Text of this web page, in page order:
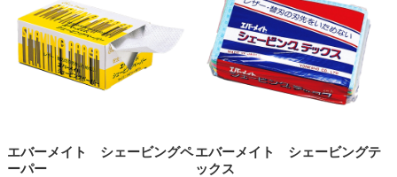
エバーメイト シェービングペ
ーパー
エバーメイト シェービングテ
ックス